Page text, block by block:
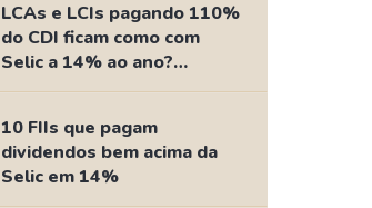
LCAs e LCIs pagando 110%
do CDI ficam como com
Selic a 14% ao ano?
Fizemos as contas
10 FIIs que pagam
dividendos bem acima da
Selic em 14%